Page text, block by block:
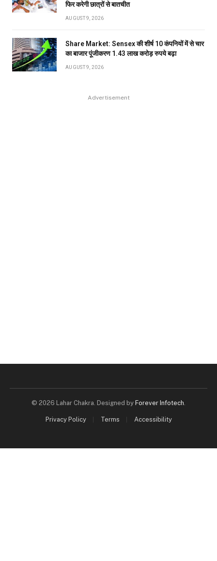
फिर करेगी छात्रों से बातचीत
AUGUST 9, 2026
Share Market: Sensex की शीर्ष 10 कंपनियों में से चार
का बाजार पूंजीकरण 1.43 लाख करोड़ रुपये बढ़ा
AUGUST 9, 2026
Advertisement
© 2026 Lahar Chakra. Designed by Forever Infotech.
Privacy Policy Terms Accessibility